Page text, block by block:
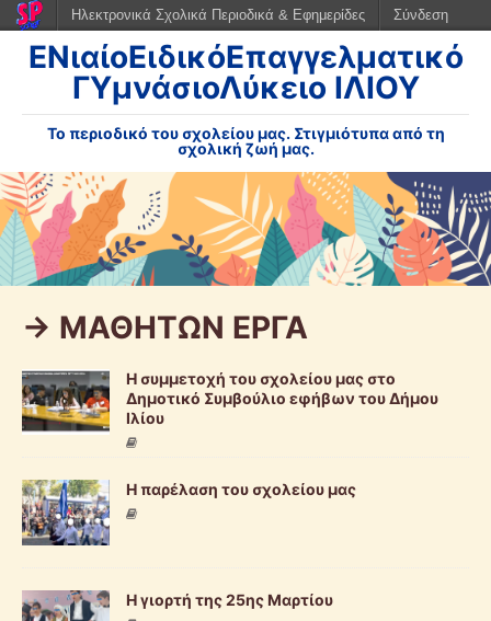
ΕΝιαίοΕιδικόΕπαγγελματικό
ΓΥμνάσιοΛύκειο ΙΛΙΟΥ
Το περιοδικό του σχολείου μας. Στιγμιότυπα από τη
σχολική ζωή μας.
-> ΜΑΘΗΤΩΝ ΕΡΓΑ
Η συμμετοχή του σχολείου μας στο
Δημοτικό Συμβούλιο εφήβων του Δήμου
Ιλίου
Η παρέλαση του σχολείου μας
Η γιορτή της 25ης Μαρτίου
Ηλεκτρονικά Σχολικά Περιοδικά & Εφημερίδες Σύνδεση